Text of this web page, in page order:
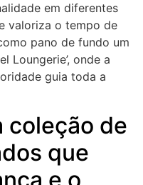
em diferentes
valoriza o tempo de
pano de fundo um
Loungerie’, onde a
guia toda a
coleção de
que